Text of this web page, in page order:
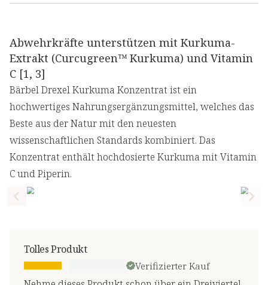
Abwehrkräfte unterstützen mit Kurkuma-
Extrakt (Curcugreen™ Kurkuma) und Vitamin
C [1, 3]
Bärbel Drexel Kurkuma Konzentrat ist ein
hochwertiges Nahrungsergänzungsmittel, welches das
Beste aus der Natur mit den neuesten
wissenschaftlichen Standards kombiniert. Das
Konzentrat enthält hochdosierte Kurkuma mit Vitamin
C und Piperin.
Previous slide
Tolles Produkt
Verifizierter Kauf